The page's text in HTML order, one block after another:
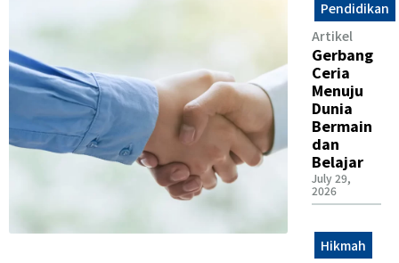
Pendidikan
Artikel
Gerbang
Ceria
Menuju
Dunia
Bermain
dan
Belajar
July 29,
2026
Hikmah